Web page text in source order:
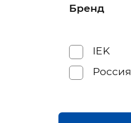
Бренд
IEK
Россия